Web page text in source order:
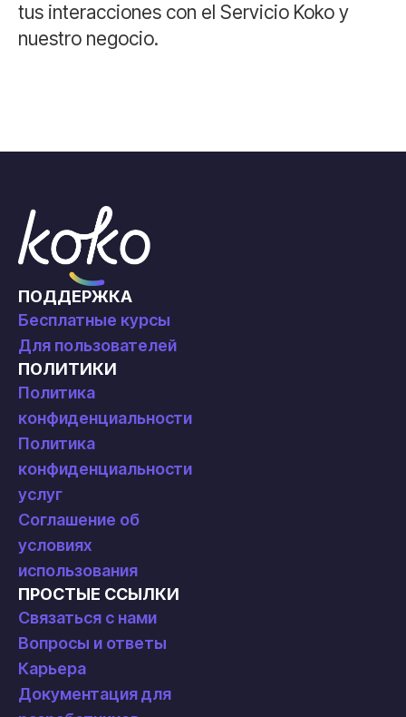
tus interacciones con el Servicio Koko y
nuestro negocio.
ПОДДЕРЖКА
Бесплатные курсы
Для пользователей
ПОЛИТИКИ
Политика
конфиденциальности
Политика
конфиденциальности
услуг
Соглашение об
условиях
использования
ПРОСТЫЕ ССЫЛКИ
Связаться с нами
Вопросы и ответы
Карьера
Документация для